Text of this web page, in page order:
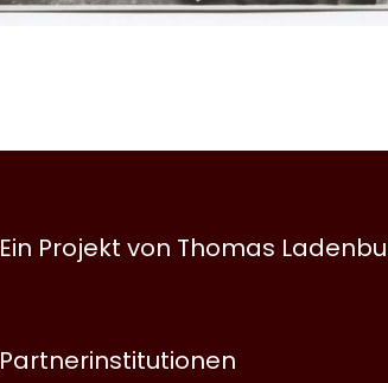
Ein Projekt von Thomas
Partnerinstitutionen